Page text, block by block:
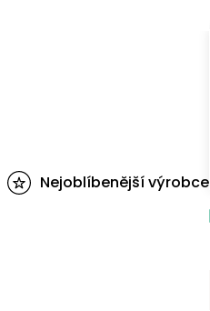
Nejoblíbenější výrobce